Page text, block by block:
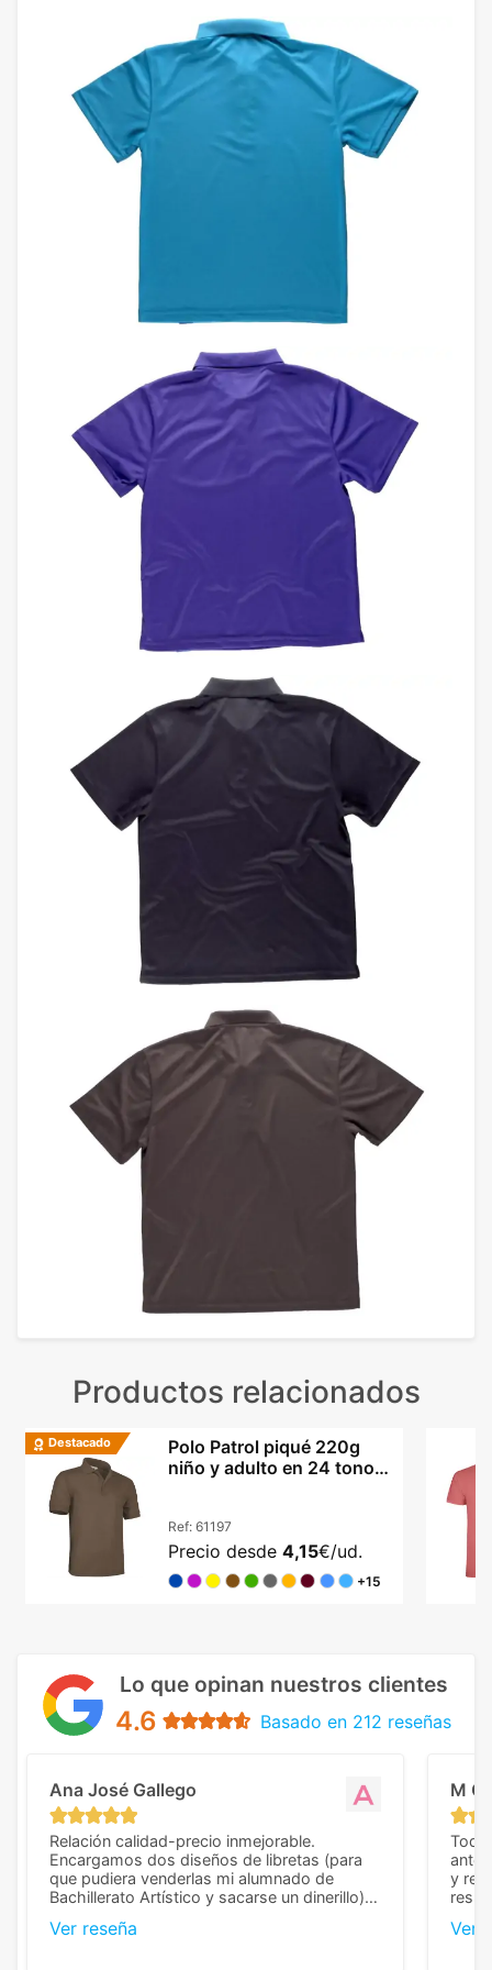
Productos relacionados
Destacado
Polo Patrol piqué 220g
niño y adulto en 24 tonos
Ref: 61197
Precio desde 4,15€/ud.
+15
Lo que opinan nuestros clientes
4.6 Basado en 212 reseñas
Ana José Gallego
Relación calidad-precio inmejorable.
Encargamos dos diseños de libretas (para
que pudiera venderlas mi alumnado de
Bachillerato Artístico y sacarse un dinerillo) y
diferencia, con libretas de muy buena calidad
Ver reseña
M C
Todo
y
Ver